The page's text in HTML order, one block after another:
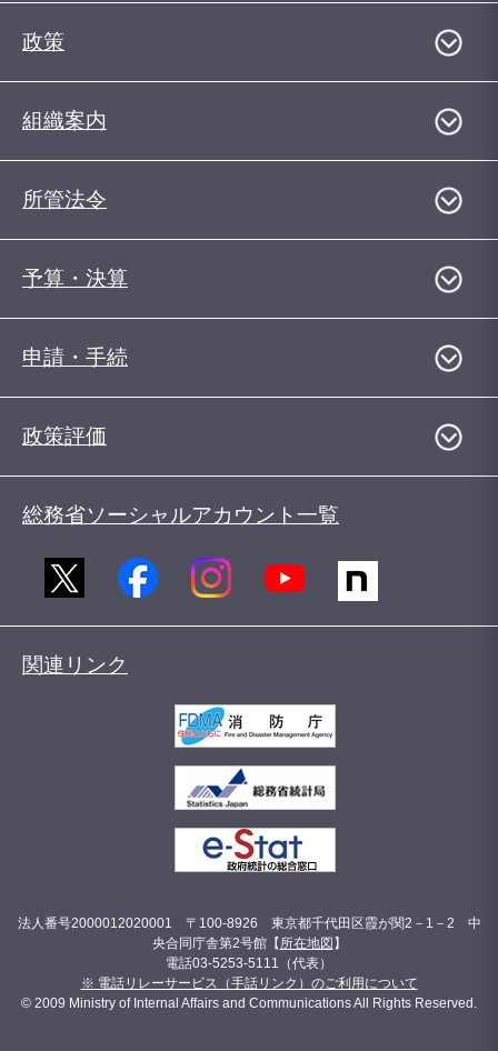
政策
組織案内
所管法令
予算・決算
申請・手続
政策評価
総務省ソーシャルアカウント一覧
関連リンク
法人番号2000012020001 〒100-8926 東京都千代田区霞が関2－1－2 中
央合同庁舎第2号館【 所在地図 】
電話03-5253-5111（代表）
※ 電話リレーサービス（手話リンク）のご利用について
© 2009 Ministry of Internal Affairs and Communications All Rights Reserved.